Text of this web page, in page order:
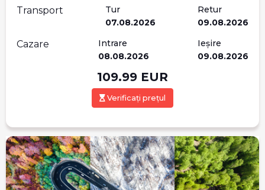
Transport
Tur
07.08.2026
Retur
09.08.2026
Cazare
Intrare
08.08.2026
Ieșire
09.08.2026
109.99 EUR
Verificați prețul